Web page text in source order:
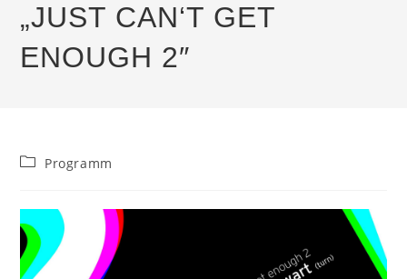
„JUST CAN‘T GET
ENOUGH 2″
Beitrags-
Programm